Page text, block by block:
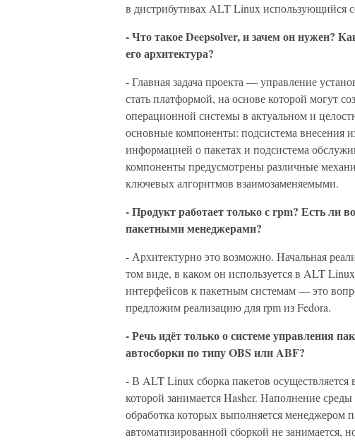
в дистрибутивах ALT Linux использующийся
- Что такое Deepsolver, и зачем он нужен?
его архитектура?
- Главная задача проекта — управление
стать платформой, на основе которой могут
операционной системы в актуальном и
основные компоненты: подсистема внесения
информацией о пакетах и подсистема
компоненты предусмотрены различные
ключевых алгоритмов взаимозаменяемыми.
- Продукт работает только с rpm? Есть ли
пакетными менеджерами?
- Архитектурно это возможно. Начальная
том виде, в каком он используется в ALT
интерфейсов к пакетным системам — это
предложим реализацию для rpm из Fedora.
- Речь идёт только о системе управления
автосборки по типу OBS или ABF?
- В ALT Linux сборка пакетов
которой занимается Hasher. Наполнение
обработка которых выполняется менеджером
автоматизированной сборкой не занимается,